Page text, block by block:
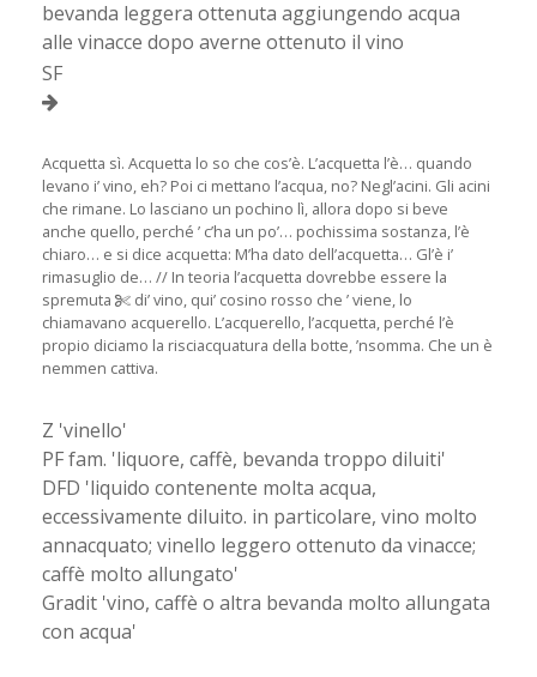
bevanda leggera ottenuta aggiungendo acqua
alle vinacce dopo averne ottenuto il vino
SF
Acquetta sì. Acquetta lo so che cos’è. L’acquetta l’è… quando
levano i’ vino, eh? Poi ci mettano l’acqua, no? Negl’acini. Gli acini
che rimane. Lo lasciano un pochino lì, allora dopo si beve
anche quello, perché ’ c’ha un po’… pochissima sostanza, l’è
chiaro… e si dice acquetta: M’ha dato dell’acquetta… Gl’è i’
rimasuglio de… // In teoria l’acquetta dovrebbe essere la
spremuta
di’ vino, qui’ cosino rosso che ’ viene, lo
chiamavano acquerello. L’acquerello, l’acquetta, perché l’è
propio diciamo la risciacquatura della botte, ’nsomma. Che un è
nemmen cattiva.
Z 'vinello'
PF fam. 'liquore, caffè, bevanda troppo diluiti'
DFD 'liquido contenente molta acqua,
eccessivamente diluito. in particolare, vino molto
annacquato; vinello leggero ottenuto da vinacce;
caffè molto allungato'
Gradit 'vino, caffè o altra bevanda molto allungata
con acqua'